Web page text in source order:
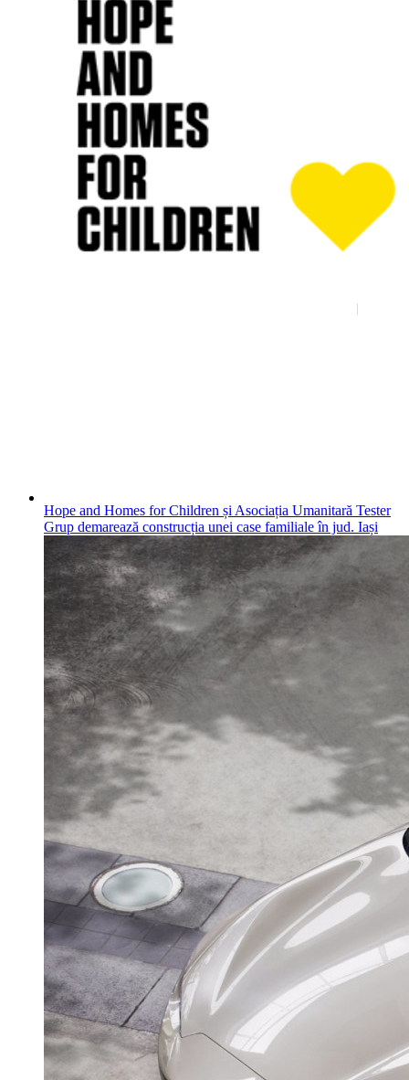
Hope and Homes for Children și Asociația Umanitară Tester
Grup demarează construcția unei case familiale în jud. Iași